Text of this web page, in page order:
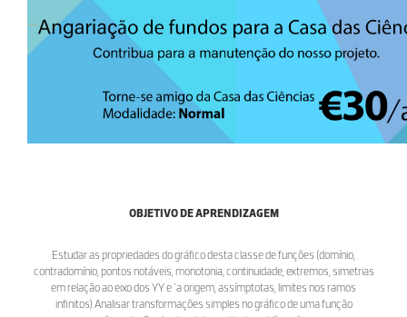
OBJETIVO DE APRENDIZAGEM
Estudar as propriedades do gráfico desta classe de funções (domínio,
contradomínio, pontos notáveis, monotonia, continuidade, extremos, simetrias
em relação ao eixo dos YY e `a origem, assímptotas, limites nos ramos
infinitos).Analisar transformações simples no gráfico de uma função